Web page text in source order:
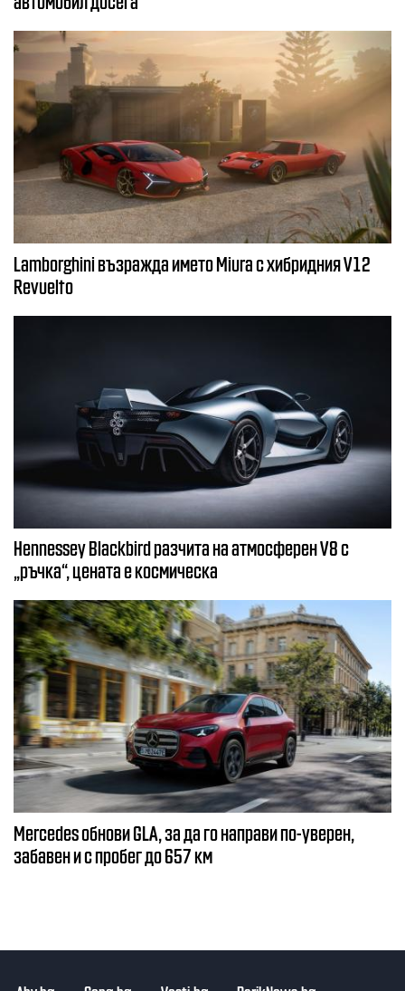
Lamborghini възражда името Miura с хибридния V12
Revuelto
Hennessey Blackbird разчита на атмосферен V8 с
„ръчка“, цената е космическа
Mercedes обнови GLA, за да го направи по-уверен,
забавен и с пробег до 657 км